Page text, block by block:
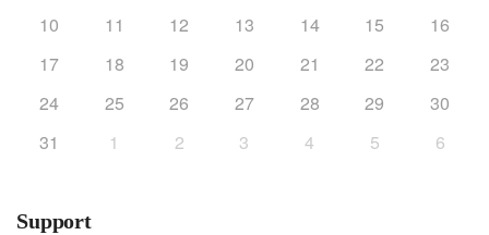
10
11 12 13 14 15
16
17
18 19 20 21 22
23
24
25 26 27 28 29
30
31
1 2 3 4 5 6
Support